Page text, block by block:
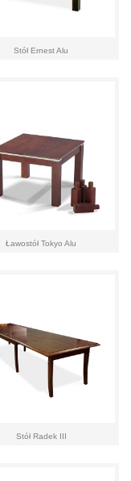
Stół Ernest Alu
Ławostół Tokyo Alu
Stół Radek III